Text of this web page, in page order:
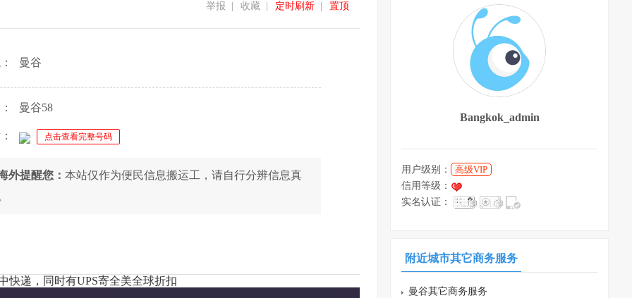
置顶
定时刷新
收藏
举报
曼谷
曼谷58
点击查看完整号码
外提醒您： 本站仅作为便民信息搬运工，请自行分辨信息真
快递，同时有UPS寄全美全球折扣
Bangkok_admin
用户级别：
高级VIP
信用等级：
实名认证：
附近城市其它商务服务
曼谷其它商务服务